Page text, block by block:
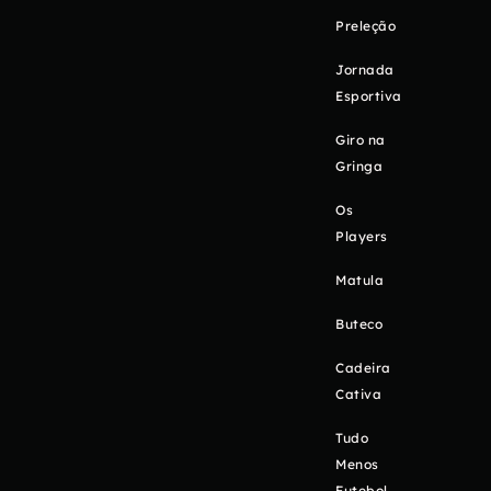
Preleção
Jornada
Esportiva
Giro na
Gringa
Os
Players
Matula
Buteco
Cadeira
Cativa
Tudo
Menos